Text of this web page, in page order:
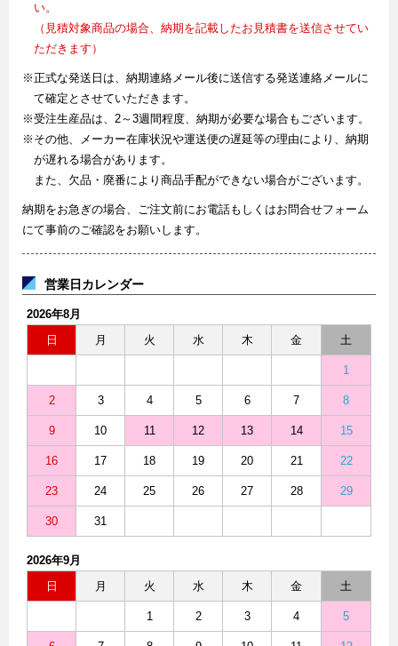
い。
（見積対象商品の場合、納期を記載したお見積書を送信させてい
ただきます）
※正式な発送日は、納期連絡メール後に送信する発送連絡メールに
て確定とさせていただきます。
※受注生産品は、2～3週間程度、納期が必要な場合もございます。
※その他、メーカー在庫状況や運送便の遅延等の理由により、納期
が遅れる場合があります。
また、欠品・廃番により商品手配ができない場合がございます。
納期をお急ぎの場合、ご注文前にお電話もしくはお問合せフォーム
にて事前のご確認をお願いします。
営業日カレンダー
2026年8月
日
月 火 水 木 金 土
1
2 3 4 5 6 7 8
9 10 11 12 13 14 15
16 17 18 19 20 21 22
23 24 25 26 27 28 29
30 31
2026年9月
日
月 火 水 木 金 土
1 2 3 4 5